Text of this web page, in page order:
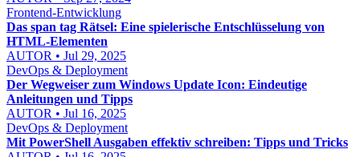
Frontend-Entwicklung
Das span tag Rätsel: Eine spielerische Entschlüsselung von
HTML-Elementen
AUTOR • Jul 29, 2025
DevOps & Deployment
Der Wegweiser zum Windows Update Icon: Eindeutige
Anleitungen und Tipps
AUTOR • Jul 16, 2025
DevOps & Deployment
Mit PowerShell Ausgaben effektiv schreiben: Tipps und Tricks